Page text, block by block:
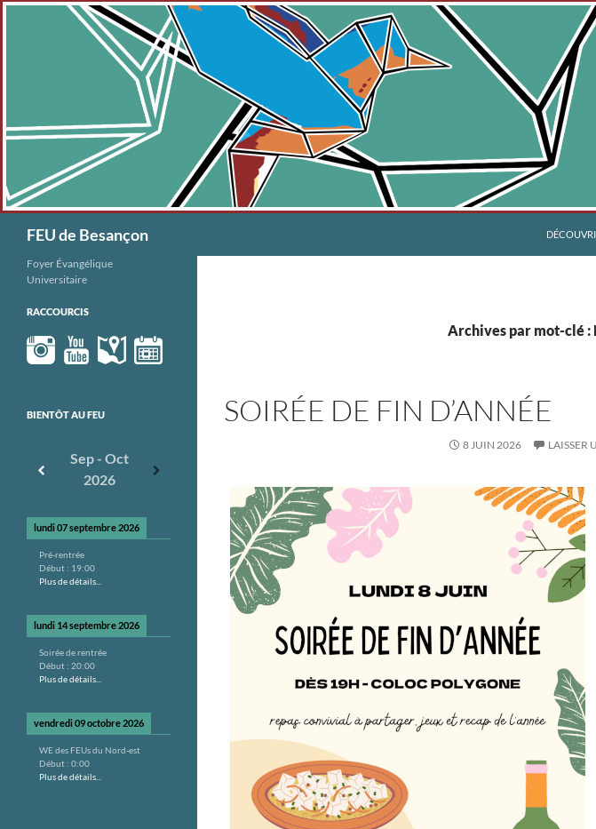
Aller
FEU de Besançon
Archives par mot-clé :
SOIRÉE DE FIN D’ANNÉE
8 JUIN 2026 LAISSER
Foyer Évangélique
Universitaire
RACCOURCIS
BIENTÔT AU FEU
Sep - Oct
2026
lundi 07 septembre 2026
Pré-rentrée
Début : 19:00
Plus de détails...
lundi 14 septembre 2026
Soirée de rentrée
Début : 20:00
Plus de détails...
vendredi 09 octobre 2026
WE des FEUs du Nord-est
Début : 0:00
Plus de détails...